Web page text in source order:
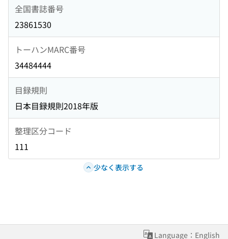
全国書誌番号
23861530
トーハンMARC番号
34484444
目録規則
日本目録規則2018年版
整理区分コード
111
少なく表示する
Language：English